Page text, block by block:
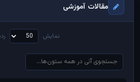
مقالات آموزشی
نمایش